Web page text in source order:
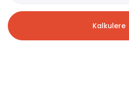
Kalkulere